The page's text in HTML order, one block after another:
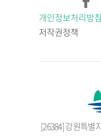
개인정보처리방침
저작권정책
[26384] 강원특별